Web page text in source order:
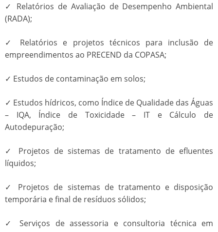
✓ Relatórios de Avaliação de Desempenho Ambiental
(RADA);
✓ Relatórios e projetos técnicos para inclusão de
empreendimentos ao PRECEND da COPASA;
✓ Estudos de contaminação em solos;
✓ Estudos hídricos, como Índice de Qualidade das Águas
– IQA, Índice de Toxicidade – IT e Cálculo de
Autodepuração;
✓ Projetos de sistemas de tratamento de efluentes
líquidos;
✓ Projetos de sistemas de tratamento e disposição
temporária e final de resíduos sólidos;
✓ Serviços de assessoria e consultoria técnica em